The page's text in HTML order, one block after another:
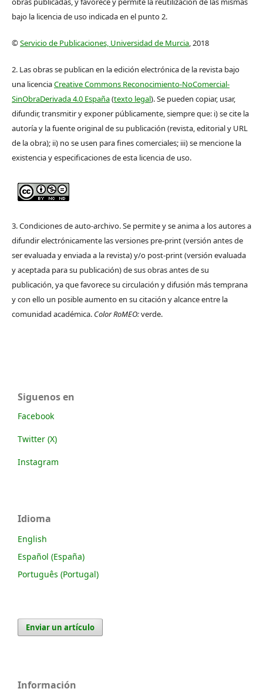
bajo la licencia de uso indicada en el punto 2.
©Servicio de Publicaciones, Universidad de Murcia, 2018
2. Las obras se publican en la edición electrónica de la revista bajo
una licenciaCreative Commons Reconocimiento-NoComercial-
SinObraDerivada 4.0 España(texto legal). Se pueden copiar, usar,
difundir, transmitir y exponer públicamente, siempre que: i) se cite la
autoría y la fuente original de su publicación (revista, editorial y URL
de la obra); ii) no se usen para fines comerciales; iii) se mencione la
existencia y especificaciones de esta licencia de uso.
3. Condiciones de auto-archivo. Se permite y se anima a los autores a
difundir electrónicamente las versiones pre-print (versión antes de
ser evaluada y enviada a la revista) y/o post-print (versión evaluada
y aceptada para su publicación) de sus obras antes de su
publicación, ya que favorece su circulación y difusión más temprana
y con ello un posible aumento en su citación y alcance entre la
comunidad académica. Color RoMEO:verde.
Siguenos en
Facebook
Twitter (X)
Instagram
Idioma
English
Español (España)
Português (Portugal)
Enviar un artículo
Información